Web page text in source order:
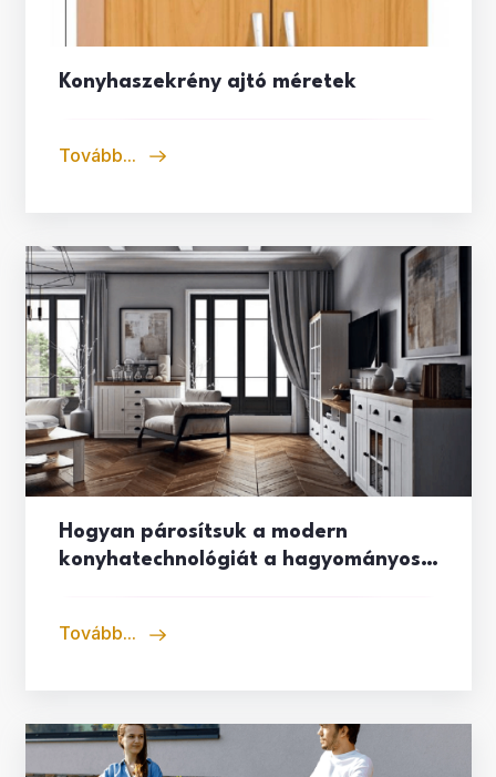
Konyhaszekrény ajtó méretek
Tovább...
Hogyan párosítsuk a modern
konyhatechnológiát a hagyományos
Tovább...